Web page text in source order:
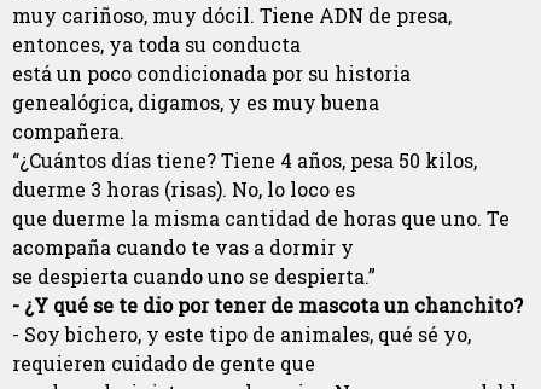
muy cariñoso, muy dócil. Tiene ADN de presa,
entonces, ya toda su conducta
está un poco condicionada por su historia
genealógica, digamos, y es muy buena
compañera.
“¿Cuántos días tiene? Tiene 4 años, pesa 50 kilos,
duerme 3 horas (risas). No, lo loco es
que duerme la misma cantidad de horas que uno. Te
acompaña cuando te vas a dormir y
se despierta cuando uno se despierta.”
- ¿Y qué se te dio por tener de mascota un chanchito?
- Soy bichero, y este tipo de animales, qué sé yo,
requieren cuidado de gente que